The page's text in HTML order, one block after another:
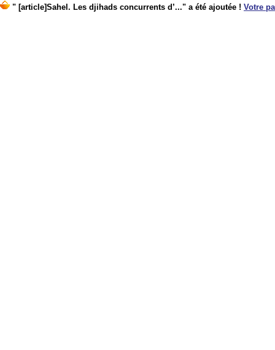
" [article]Sahel. Les djihads concurrents d’..." a été ajoutée ! Votre